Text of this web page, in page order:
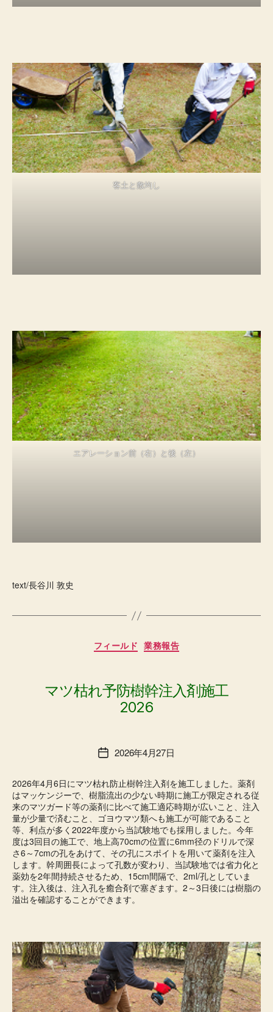
客土と敷均し
エアレーション前（右）と後（左）
text/長谷川 敦史
カ
テ
ー
フィールド 業務報告
マツ枯れ予防樹幹注入剤施工
2026
投
日
2026年4月27日
2026年4月6日にマツ枯れ防止樹幹注入剤を施工しました。薬剤
はマッケンジーで、樹脂流出の少ない時期に施工が限定される従
来のマツガード等の薬剤に比べて施工適応時期が広いこと、注入
量が少量で済むこと、ゴヨウマツ類へも施工が可能であること
等、利点が多く2022年度から当試験地でも採用しました。今年
度は3回目の施工で、地上高70cmの位置に6mm径のドリルで深
さ6～7cmの孔をあけて、その孔にスポイトを用いて薬剤を注入
します。幹周囲長によって孔数が変わり、当試験地では省力化と
薬効を2年間持続させるため、15cm間隔で、2ml/孔としていま
す。注入後は、注入孔を癒合剤で塞ぎます。2～3日後には樹脂の
溢出を確認することができます。